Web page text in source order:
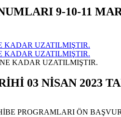
9-10-11
KADAR UZATILMIŞTIR.
KADAR UZATILMIŞTIR.
03 NİSAN 2023